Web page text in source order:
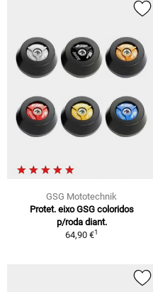
GSG Mototechnik
Protet. eixo GSG coloridos
p/roda diant.
64,90 €1